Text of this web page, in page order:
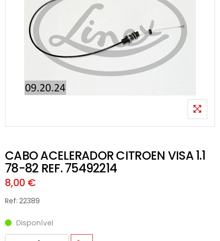
CABO ACELERADOR CITROEN VISA 1.1
78-82 REF. 75492214
8,00 €
Ref: 22389
Disponível